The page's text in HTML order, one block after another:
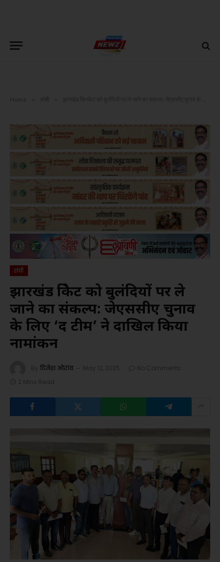
Home
रांची
झारखंड क्रिकेट को बुलंदियों पर ले
जाने का संकल्प: जेएससीए चुनाव
के लिए ‘द टीम’ ने दाखिल किया
नामांकन
By दिनेश ओरांव May 12, 2025
No Comments
2 Mins Read